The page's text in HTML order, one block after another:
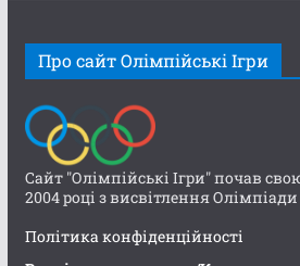
Про сайт Олімпійські Ігри
Сайт "Олімпійські Ігри" почав
2004 році з висвітлення Олімпіади
Політика конфіденційності